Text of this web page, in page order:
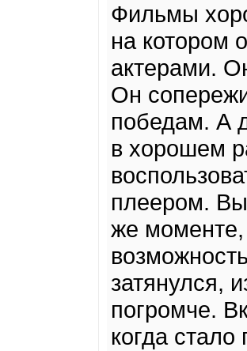
Фильмы
на котором
актерами.
Он
победам. А
в хорошем
плеером.
же моменте,
затянулся,
погромче.
когда